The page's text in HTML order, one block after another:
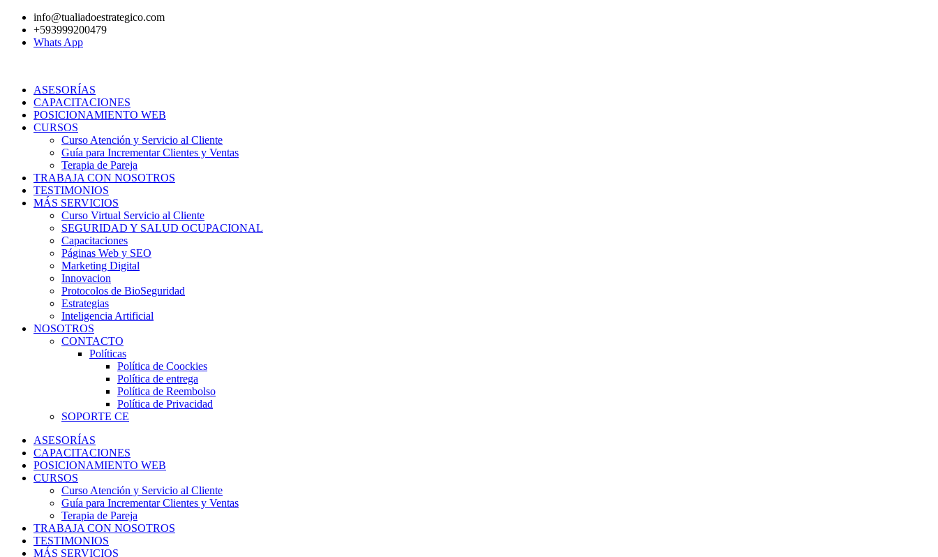
contenido
info@tualiadoestrategico.com
+593999200479
Whats App
ASESORÍAS
CAPACITACIONES
POSICIONAMIENTO WEB
CURSOS
Curso Atención y Servicio al Cliente
Guía para Incrementar Clientes y Ventas
Terapia de Pareja
TRABAJA CON NOSOTROS
TESTIMONIOS
MÁS SERVICIOS
Curso Virtual Servicio al Cliente
SEGURIDAD Y SALUD OCUPACIONAL
Capacitaciones
Páginas Web y SEO
Marketing Digital
Innovacion
Protocolos de BioSeguridad
Estrategias
Inteligencia Artificial
NOSOTROS
CONTACTO
Políticas
Política de Coockies
Política de entrega
Política de Reembolso
Política de Privacidad
SOPORTE CE
ASESORÍAS
CAPACITACIONES
POSICIONAMIENTO WEB
CURSOS
Curso Atención y Servicio al Cliente
Guía para Incrementar Clientes y Ventas
Terapia de Pareja
TRABAJA CON NOSOTROS
TESTIMONIOS
MÁS SERVICIOS